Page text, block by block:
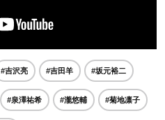
#吉沢亮 #吉田羊 #坂元裕二
#泉澤祐希 #瀧悠輔 #菊地凛子